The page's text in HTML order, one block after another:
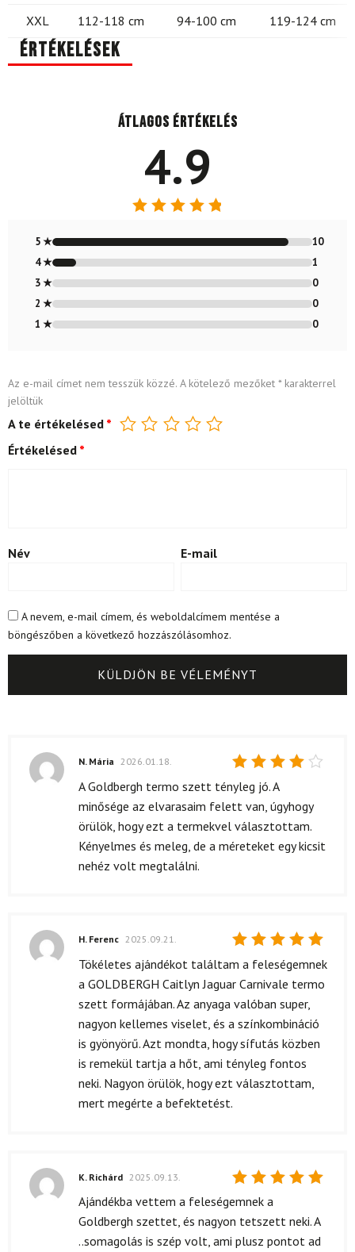
XXL 112-118 cm 94-100 cm 119-124 cm
Értékelések
Átlagos értékelés
4.9
4.91/ 5
5 ★
10
4 ★
1
3 ★
0
2 ★
0
1 ★
0
Az e-mail címet nem tesszük közzé. A kötelező mezőket *karakterrel
jelöltük
A te értékelésed *
Értékelésed *
Név E-mail
A nevem, e-mail címem, és weboldalcímem mentése a
böngészőben a következő hozzászólásomhoz.
Értékelés:
4
/ 5
N. Mária 2026.01.18.
A Goldbergh termo szett tényleg jó. A
minősége az elvarasaim felett van, úgyhogy
örülök, hogy ezt a termekvel választottam.
Kényelmes és meleg, de a méreteket egy kicsit
nehéz volt megtalálni.
Értékelés:
H. Ferenc 2025.09.21.
Tökéletes ajándékot találtam a feleségemnek
a GOLDBERGH Caitlyn Jaguar Carnivale termo
szett formájában. Az anyaga valóban super,
nagyon kellemes viselet, és a színkombináció
is gyönyörű. Azt mondta, hogy sífutás közben
is remekül tartja a hőt, ami tényleg fontos
neki. Nagyon örülök, hogy ezt választottam,
mert megérte a befektetést.
Értékelés:
K. Richárd 2025.09.13.
Ajándékba vettem a feleségemnek a
Goldbergh szettet, és nagyon tetszett neki. A
..somagolás is szép volt, ami plusz pontot ad